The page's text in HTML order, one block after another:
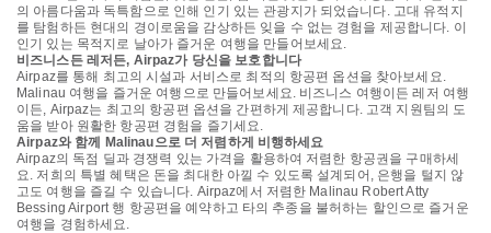
의 아름다움과 독특함으로 인해 인기 있는 관광지가 되었습니다. 고대 유적지
를 탐험하든 현대의 경이로움을 감상하든 잊을 수 없는 경험을 제공합니다. 이
인기 있는 목적지로 날아가 즐거운 여행을 만들어보세요.
비즈니스든 레저든, Airpaz가 당신을 보호합니다
Airpaz를 통해 최고의 시설과 서비스로 최적의 항공편 옵션을 찾아보세요.
Malinau 여행을 즐거운 여행으로 만들어보세요. 비즈니스 여행이든 레저 여행
이든, Airpaz는 최고의 항공편 옵션을 간편하게 제공합니다. 고객 지원팀의 도
움을 받아 원활한 항공편 경험을 즐기세요.
Airpaz와 함께 Malinau으로 더 저렴하게 비행하세요
Airpaz의 독점 딜과 경쟁력 있는 가격을 활용하여 저렴한 항공권을 구매하세
요. 저희의 특별 혜택은 돈을 최대한 아낄 수 있도록 설계되어, 은행을 털지 않
고도 여행을 즐길 수 있습니다. Airpaz에서 저렴한 Malinau Robert Atty
Bessing Airport 행 항공편을 예약하고 타의 추종을 불허하는 할인으로 즐거운
여행을 경험하세요.